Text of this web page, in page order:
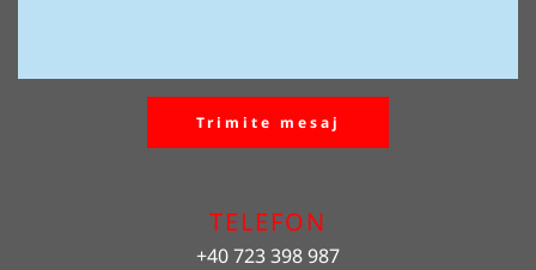
Trimite mesaj
TELEFON
+40 723 398 987